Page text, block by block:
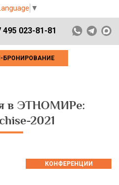
▼
495 023-81-81
БРОНИРОВАНИЕ
в ЭТНОМИРе:
2021
КОНФЕРЕНЦИИ